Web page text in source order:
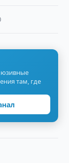
там, где